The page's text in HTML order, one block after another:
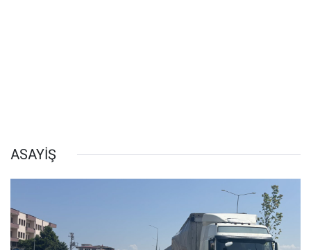
ASAYİŞ